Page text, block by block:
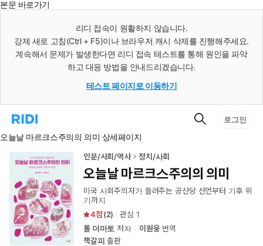
본문 바로가기
리디 접속이 원활하지 않습니다.
강제 새로 고침(Ctrl + F5)이나 브라우저 캐시 삭제를 진행해주세요.
계속해서 문제가 발생한다면 리디 접속 테스트를 통해 원인을 파악
하고 대응 방법을 안내드리겠습니다.
테스트 페이지로 이동하기
리
홈
로
이
검
로그인
오늘날 마르크스주의의 의미 상세페이지
인문/사회/역사 정치/사회
오늘날 마르크스주의의 의미
미국 사회주의자가 들려주는 공산당 선언부터 기후 위
기까지
4
(2) 관심 1
폴 더마토 저자 이원웅번역
책갈피 출판